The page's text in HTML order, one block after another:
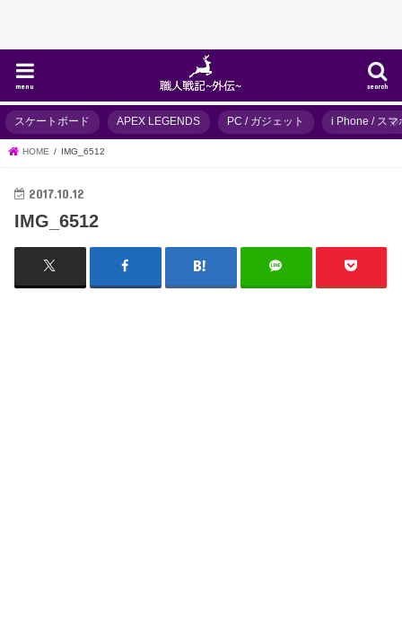
search
menu
スケートボード APEX LEGENDS PC / ガジェット i Phone / スマ
HOME IMG_6512
2017.10.12
IMG_6512